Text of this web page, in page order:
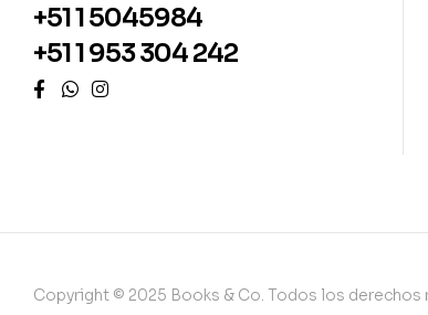
+51 1 5045984
+51 1 953 304 242
Copyright © 2025 Books & Co. Todos los derechos